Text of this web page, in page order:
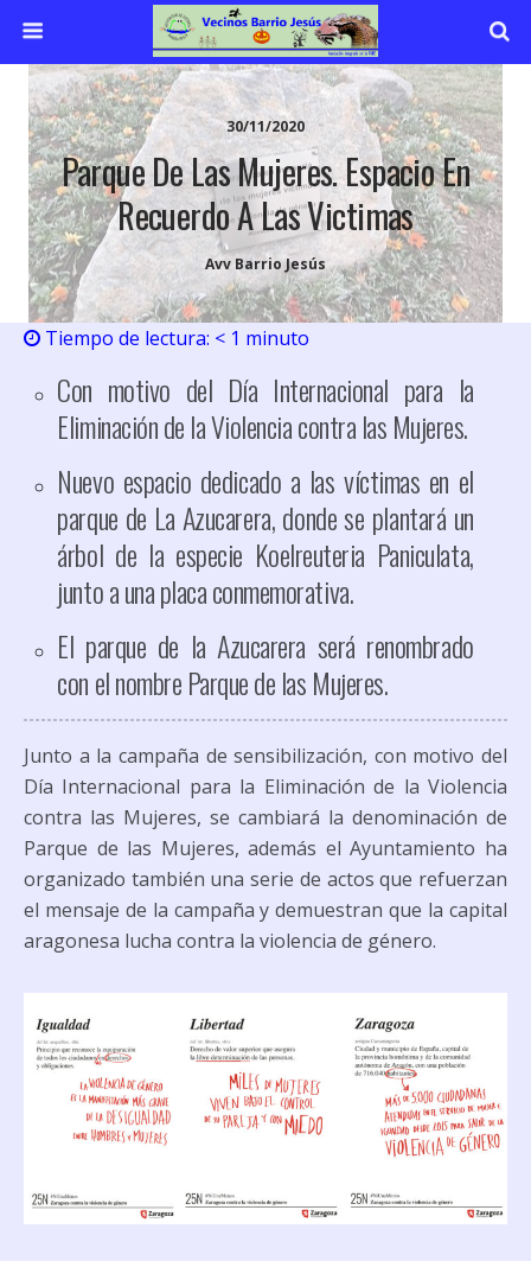
30/11/2020
Parque De Las Mujeres. Espacio En
Recuerdo A Las Victimas
Avv Barrio Jesús
Tiempo de lectura: < 1 minuto
Con motivo del Día Internacional para la
Eliminación de la Violencia contra las Mujeres.
Nuevo espacio dedicado a las víctimas en el
parque de La Azucarera, donde se plantará un
árbol de la especie Koelreuteria Paniculata,
junto a una placa conmemorativa.
El parque de la Azucarera será renombrado
con el nombre Parque de las Mujeres.
Junto a la campaña de sensibilización, con motivo del
Día Internacional para la Eliminación de la Violencia
contra las Mujeres, se cambiará la denominación de
Parque de las Mujeres, además el Ayuntamiento ha
organizado también una serie de actos que refuerzan
el mensaje de la campaña y demuestran que la capital
aragonesa lucha contra la violencia de género.